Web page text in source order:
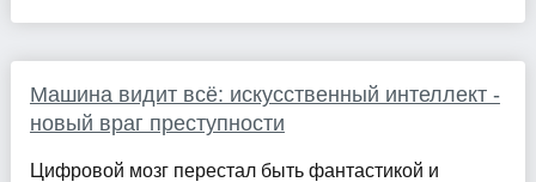
Машина видит всё: искусственный интеллект -
новый враг преступности
Цифровой мозг перестал быть фантастикой и